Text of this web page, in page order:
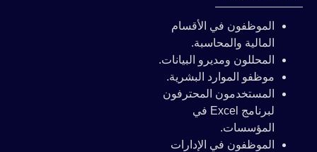
الموظفون في الأقسام
المالية والمحاسبة.
المحللون ومديرو البيانات.
موظفو الموارد البشرية.
المستخدمون المحترفون
لبرنامج Excel في
المؤسسات.
الموظفون في الإدارات